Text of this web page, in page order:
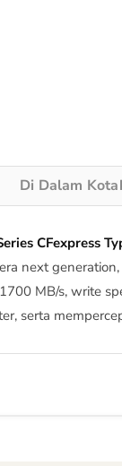
Di Dalam
CFexpress
next
MB/s, write
serta